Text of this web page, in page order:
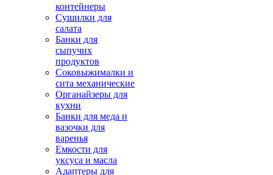
контейнеры
Сушилки для
салата
Банки для
сыпучих
продуктов
Соковыжималки и
сита механические
Органайзеры для
кухни
Банки для меда и
вазочки для
варенья
Емкости для
уксуса и масла
Адаптеры для